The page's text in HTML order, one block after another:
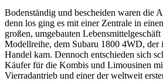
Bodenständig und bescheiden waren die
denn los ging es mit einer Zentrale in
großen, umgebauten
Modellreihe, dem Subaru 1800 4WD, der
Handel kam. Dennoch entschieden sich
Käufer für die Kombis und Limousinen
Vierradantrieb und einer der weltweit